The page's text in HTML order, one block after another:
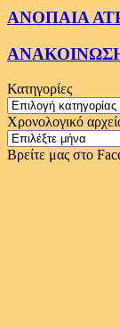
ΑΝΟΠΑΙΑ
Κατηγορίες
Κατηγορίες
Χρονολογικό
Χρονολογικό
αρχείο
Βρείτε μας στο